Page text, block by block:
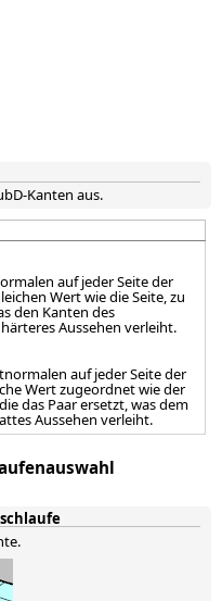
Kanten aus.
auf jeder Seite der
Wert wie die Seite, zu
den Kanten des
Aussehen verleiht.
auf jeder Seite der
Wert zugeordnet wie der
das Paar ersetzt, was dem
Aussehen verleiht.